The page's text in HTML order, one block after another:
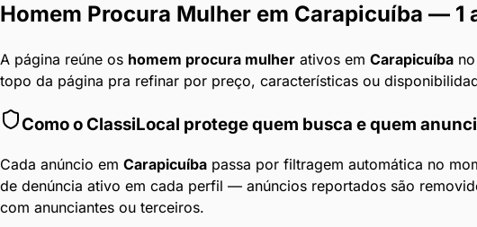
Homem Procura Mulher em Carapicuíba — 1
A página reúne os homem procura mulher ativos em Carapicuíba
topo da página pra refinar por preço, características ou
Como o ClassiLocal protege quem busca e quem
Cada anúncio em Carapicuíba passa por filtragem automática no
de denúncia ativo em cada perfil — anúncios reportados são
com anunciantes ou terceiros.